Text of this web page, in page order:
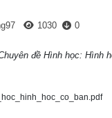
1030 0
đề Hình học: Hình